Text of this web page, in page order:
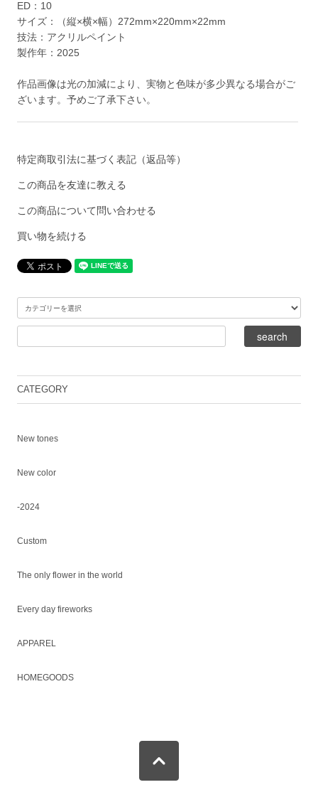
ED：10
サイズ：（縦×横×幅）272mm×220mm×22mm
技法：アクリルペイント
製作年：2025
作品画像は光の加減により、実物と色味が多少異なる場合がご
ざいます。予めご了承下さい。
特定商取引法に基づく表記（返品等）
この商品を友達に教える
この商品について問い合わせる
買い物を続ける
CATEGORY
New tones
New color
-2024
Custom
The only flower in the world
Every day fireworks
APPAREL
HOMEGOODS